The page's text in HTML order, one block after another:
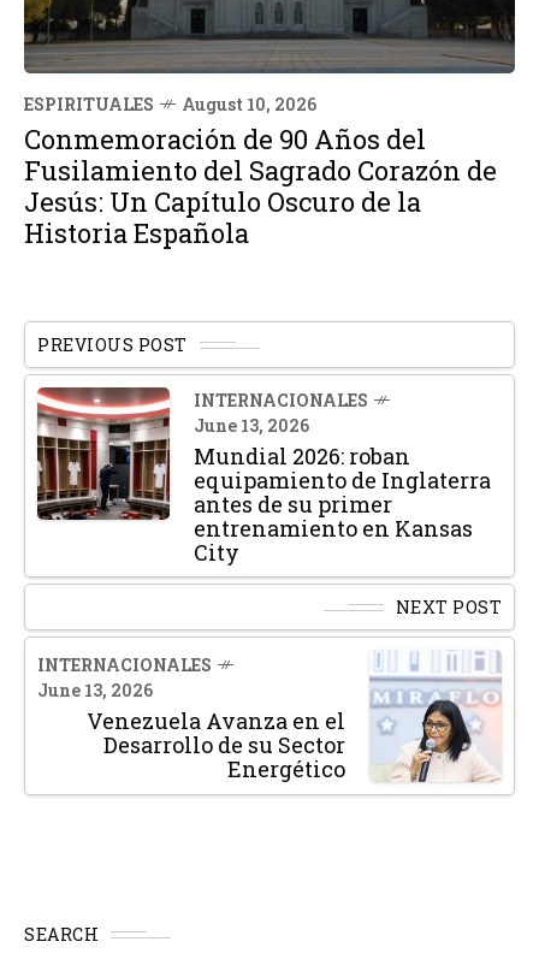
ESPIRITUALES August 10, 2026
Conmemoración de 90 Años del
Fusilamiento del Sagrado Corazón de
Jesús: Un Capítulo Oscuro de la
Historia Española
PREVIOUS POST
INTERNACIONALES
June 13, 2026
Mundial 2026: roban
equipamiento de Inglaterra
antes de su primer
entrenamiento en Kansas
City
NEXT POST
INTERNACIONALES
June 13, 2026
Venezuela Avanza en el
Desarrollo de su Sector
Energético
SEARCH